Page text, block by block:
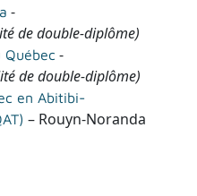
-
de double-diplôme)
Québec -
de double-diplôme)
en Abitibi-
– Rouyn-Noranda